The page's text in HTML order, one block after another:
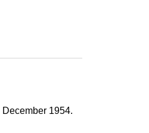
December 1954.